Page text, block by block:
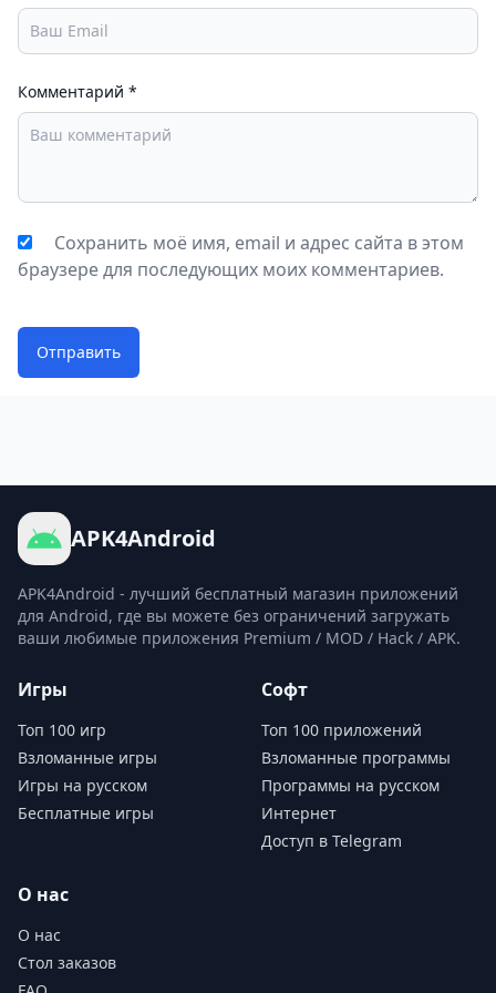
Комментарий *
Сохранить моё имя, email и адрес сайта в этом
браузере для последующих моих комментариев.
Отправить
APK4Android
APK4Android - лучший бесплатный магазин приложений
для Android, где вы можете без ограничений загружать
ваши любимые приложения Premium / MOD / Hack / APK.
Игры
Топ 100 игр
Взломанные игры
Игры на русском
Бесплатные игры
Софт
Топ 100 приложений
Взломанные программы
Программы на русском
Интернет
Доступ в Telegram
О нас
О нас
Стол заказов